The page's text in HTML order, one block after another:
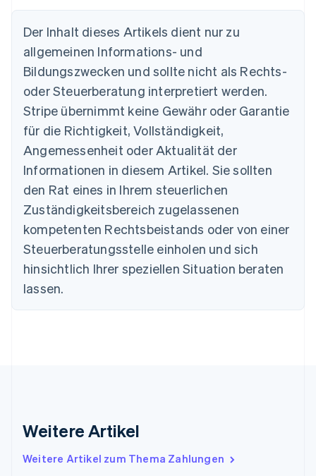
Der Inhalt dieses Artikels dient nur zu
allgemeinen Informations- und
Bildungszwecken und sollte nicht als Rechts-
oder Steuerberatung interpretiert werden.
Stripe übernimmt keine Gewähr oder Garantie
für die Richtigkeit, Vollständigkeit,
Angemessenheit oder Aktualität der
Informationen in diesem Artikel. Sie sollten
den Rat eines in Ihrem steuerlichen
Zuständigkeitsbereich zugelassenen
kompetenten Rechtsbeistands oder von einer
Steuerberatungsstelle einholen und sich
hinsichtlich Ihrer speziellen Situation beraten
lassen.
Weitere Artikel
Weitere Artikel zum Thema Zahlungen
Australien
English
Belgien
Brasilien
PortuguêsEnglish
Bulgarien
English
Dänemark
English
DeutschEnglish
Estland
English
Festlandchina
简体中文English
Finnland
Frankreich
FrançaisEnglish
English
Italien
Italiano English